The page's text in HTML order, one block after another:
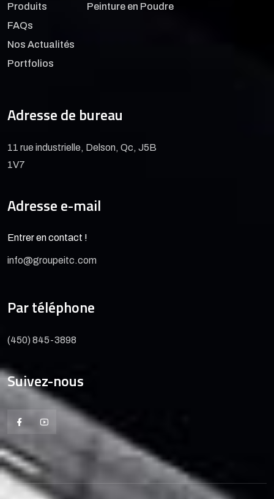
Produits
FAQs
Nos Actualités
Portfolios
Peinture en Poudre
Adresse de bureau
11 rue industrielle, Delson, Qc, J5B
1V7
Adresse e-mail
Entrer en contact !
info@groupeitc.com
Par téléphone
(450) 845-3898
Suivez-nous